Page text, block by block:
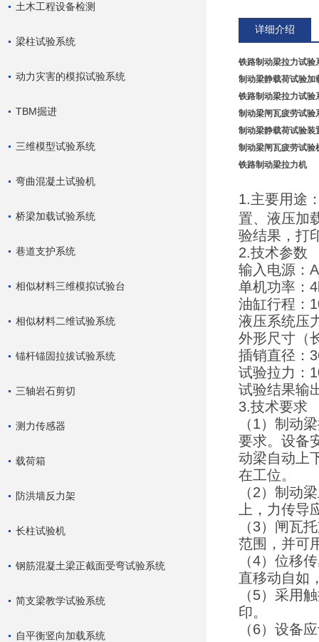
土木工程设备检测
梁柱试验系统
动力灾害的模拟试验系统
TBM掘进
三维模型试验系统
弯曲混凝土试验机
桥梁加载试验系统
巷道支护系统
相似材料三维模拟试验台
相似材料二维试验系统
锚杆锚固拉拔试验系统
三轴岩石剪切
测力传感器
载荷箱
防洪墙反力架
长柱试验机
钢筋混凝土梁正截面受弯试验系统
简支梁教学试验系统
自平衡竖向加载系统
详细介绍
铁路制动梁拉力试验
制动梁静载荷试验加
铁路制动梁拉力试验
制动梁闸瓦疲劳试验
制动梁静载荷试验装
制动梁闸瓦疲劳试验
铁路制动梁拉力机
1.主要用途
置、液压加
验结果，打
2.技术参数
输入电源：
单机功率：
油缸行程：
液压系统压
外形尺寸（
插销直径：
试验拉力：
试验结果输
3.技术要求
（1）制动
要求。设备
动梁自动上
在工位。
（2）制动
上，力传导
（3）闸瓦
范围，并可
（4）位移
直移动自如
（5）采用
印。
（6）设备